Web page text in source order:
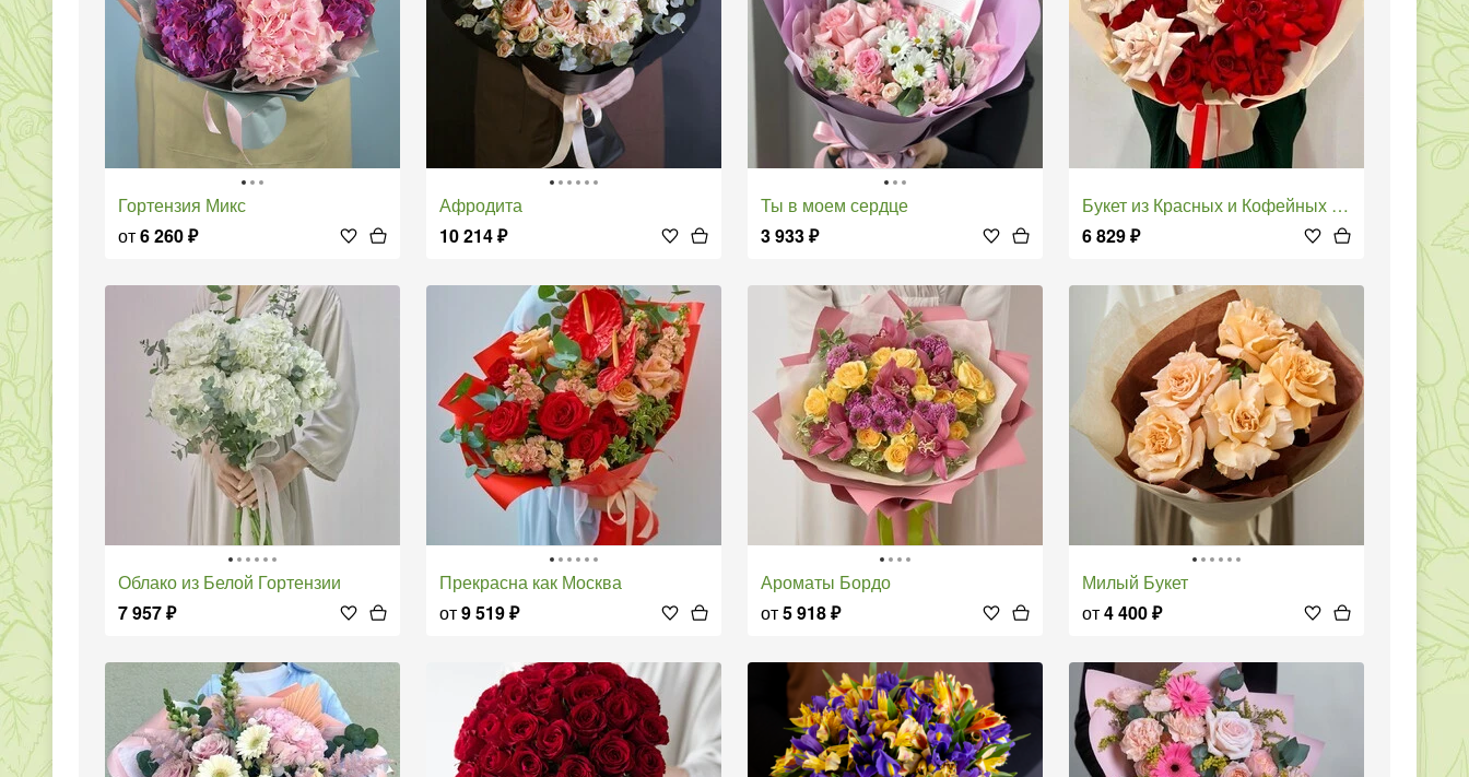
Гортензия Микс
от6 260₽
Афродита
10 214₽
Ты в моем сердце
3 933₽
Букет из Красных и Кофейных Роз
6 829₽
Облако из Белой Гортензии
7 957₽
Прекрасна как Москва
от9 519₽
Ароматы Бордо
от5 918₽
Милый Букет
от4 400₽